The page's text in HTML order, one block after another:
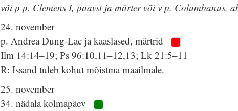
või p p. Clemens I, paavst ja märter või v p. Columbanus,
24. november
p. Andrea Dung-Lac ja kaaslased, märtrid
Ilm 14:14–19; Ps 96:10,11–12,13; Lk 21:5–11
R: Issand tuleb kohut mõistma maailmale.
25. november
34. nädala kolmapäev